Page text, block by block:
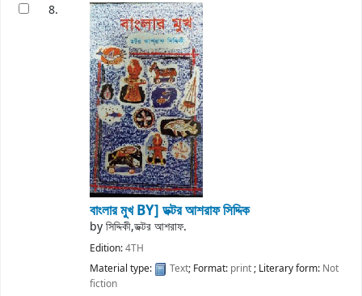
8.
বাংলার মুখBY] ডক্টর আশরাফ সিদ্দিক
byসিদ্দিকী,ডক্টর আশরাফ.
Edition:4TH
Material type:
Text; Format: print; Literary form: Not
fiction